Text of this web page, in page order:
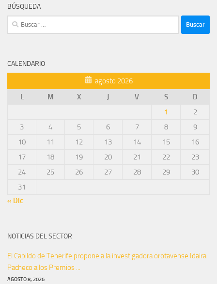
BÚSQUEDA
Buscar:
CALENDARIO
agosto 2026
L
M X J V S
D
1
2
3
4 5 6 7 8
9
10
11 12 13 14 15
16
17
18 19 20 21 22
23
24
25 26 27 28 29
30
31
« Dic
NOTICIAS DEL SECTOR
El Cabildo de Tenerife propone a la investigadora orotavense Idaira
Pacheco a los Premios ...
AGOSTO 8, 2026